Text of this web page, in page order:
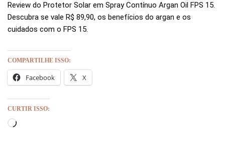
Review do Protetor Solar em Spray Contínuo Argan Oil FPS 15.
Descubra se vale R$ 89,90, os benefícios do argan e os
cuidados com o FPS 15.
COMPARTILHE ISSO:
Facebook X
CURTIR ISSO: